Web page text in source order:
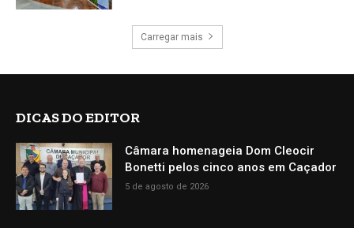
Carregar mais
DICAS DO EDITOR
Câmara homenageia Dom Cleocir
Bonetti pelos cinco anos em Caçador
5 de agosto de 2026